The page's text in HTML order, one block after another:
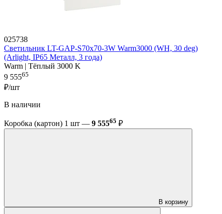
025738
Светильник LT-GAP-S70x70-3W Warm3000 (WH, 30 deg)
(Arlight, IP65 Металл, 3 года)
Warm | Тёплый 3000 K
9 55565
₽/шт
В наличии
Коробка (картон) 1 шт — 9 55565 ₽
В корзину